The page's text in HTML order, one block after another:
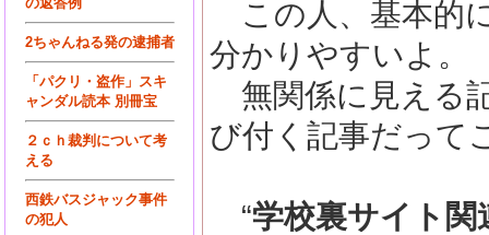
2ちゃんねる発の逮捕者
「パクリ・盗作」スキ
ャンダル読本 別冊宝
２ｃｈ裁判について考
える
西鉄バスジャック事件
の犯人
この人、基本的
分かりやすいよ。
無関係に見える
び付く記事だって
“学校裏サイト